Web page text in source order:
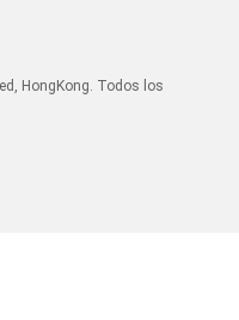
HongKong. Todos los